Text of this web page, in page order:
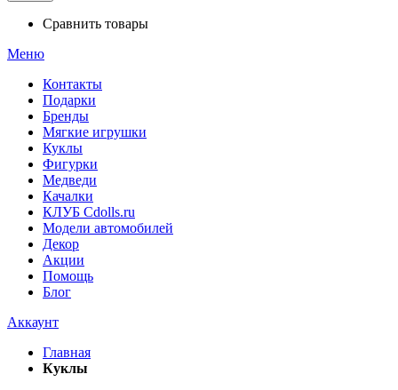
Сравнить товары
Меню
Контакты
Подарки
Бренды
Мягкие игрушки
Куклы
Фигурки
Медведи
Качалки
КЛУБ Cdolls.ru
Модели автомобилей
Декор
Акции
Помощь
Блог
Аккаунт
Главная
Куклы